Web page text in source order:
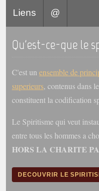
Liens @
Qu'est-ce-que le
C'est un ensemble de
superieurs, contenus dans
constituent la codification
Le Spiritisme qui veut
entre tous les hommes a
HORS LA CHARITE
DECOUVRIR LE